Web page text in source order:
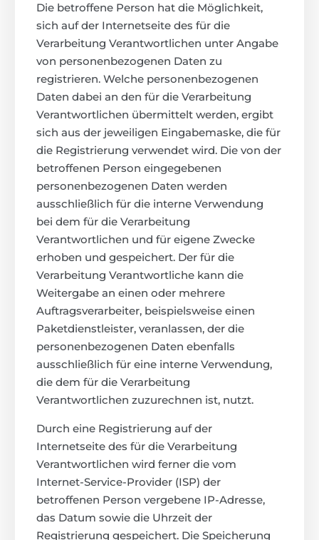
Die betroffene Person hat die Möglichkeit,
sich auf der Internetseite des für die
Verarbeitung Verantwortlichen unter Angabe
von personenbezogenen Daten zu
registrieren. Welche personenbezogenen
Daten dabei an den für die Verarbeitung
Verantwortlichen übermittelt werden, ergibt
sich aus der jeweiligen Eingabemaske, die für
die Registrierung verwendet wird. Die von der
betroffenen Person eingegebenen
personenbezogenen Daten werden
ausschließlich für die interne Verwendung
bei dem für die Verarbeitung
Verantwortlichen und für eigene Zwecke
erhoben und gespeichert. Der für die
Verarbeitung Verantwortliche kann die
Weitergabe an einen oder mehrere
Auftragsverarbeiter, beispielsweise einen
Paketdienstleister, veranlassen, der die
personenbezogenen Daten ebenfalls
ausschließlich für eine interne Verwendung,
die dem für die Verarbeitung
Verantwortlichen zuzurechnen ist, nutzt.
Durch eine Registrierung auf der
Internetseite des für die Verarbeitung
Verantwortlichen wird ferner die vom
Internet-Service-Provider (ISP) der
betroffenen Person vergebene IP-Adresse,
das Datum sowie die Uhrzeit der
Registrierung gespeichert. Die Speicherung